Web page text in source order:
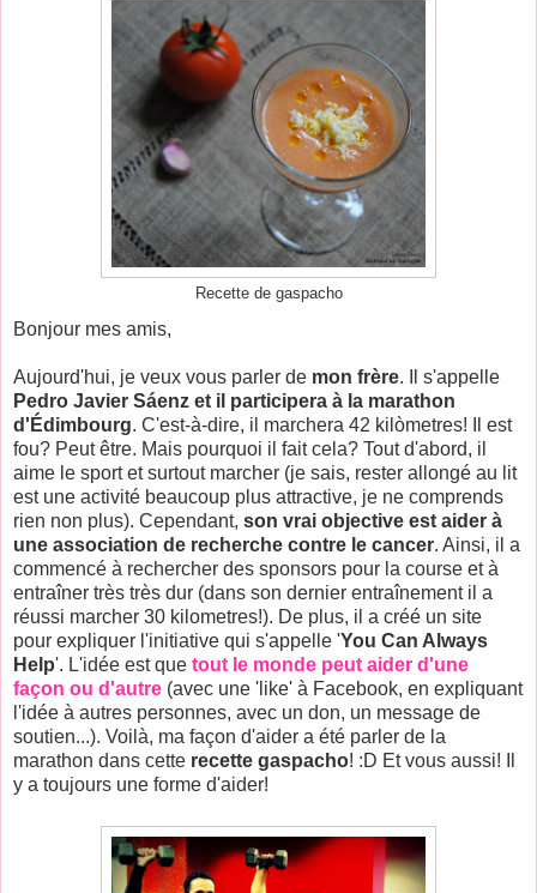
Recette de gaspacho
Bonjour mes amis,
Aujourd'hui, je veux vous parler de mon frère. Il s'appelle
Pedro Javier Sáenz et il participera à la marathon
d'Édimbourg. C'est-à-dire, il marchera 42 kilòmetres! Il est
fou? Peut être. Mais pourquoi il fait cela? Tout d'abord, il
aime le sport et surtout marcher (je sais, rester allongé au lit
est une activité beaucoup plus attractive, je ne comprends
rien non plus). Cependant, son vrai objective est aider à
une association de recherche contre le cancer. Ainsi, il a
commencé à rechercher des sponsors pour la course et à
entraîner très très dur (dans son dernier entraînement il a
réussi marcher 30 kilometres!). De plus, il a créé un site
pour expliquer l'initiative qui s'appelle 'You Can Always
Help'. L'idée est que tout le monde peut aider d'une
façon ou d'autre (avec une 'like' à Facebook, en expliquant
l'idée à autres personnes, avec un don, un message de
soutien...). Voilà, ma façon d'aider a été parler de la
marathon dans cette recette gaspacho! :D Et vous aussi! Il
y a toujours une forme d'aider!